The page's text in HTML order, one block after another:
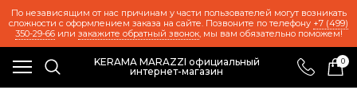
По независящим от нас причинам у части пользователей могут возникать
сложности с оформлением заказа на сайте. Позвоните по телефону +7 (499)
350-29-66или закажите обратный звонок, мы вам обязательно поможем!
KERAMA MARAZZI официальный
интернет-магазин
0